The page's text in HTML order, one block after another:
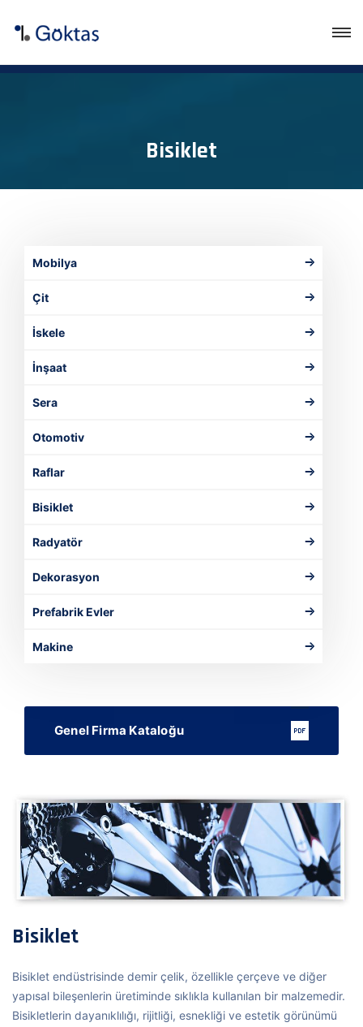
Bisiklet
Mobilya
Çit
İskele
İnşaat
Sera
Otomotiv
Raflar
Bisiklet
Radyatör
Dekorasyon
Prefabrik Evler
Makine
Genel Firma Kataloğu
Bisiklet
Bisiklet endüstrisinde demir çelik, özellikle çerçeve ve diğer
yapısal bileşenlerin üretiminde sıklıkla kullanılan bir malzemedir.
Bisikletlerin dayanıklılığı, rijitliği, esnekliği ve estetik görünümü